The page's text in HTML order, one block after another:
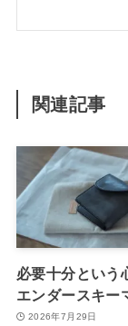
関連記事
必要十分という
エンダースキー
2026年7月29日